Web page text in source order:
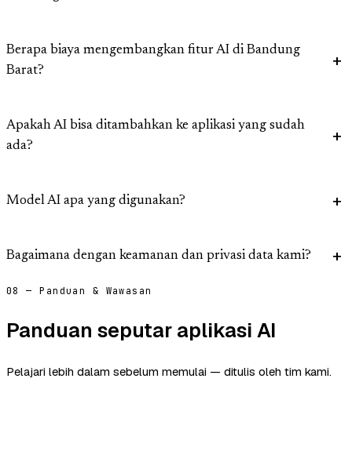
Berapa biaya mengembangkan fitur AI di Bandung
Barat?
Apakah AI bisa ditambahkan ke aplikasi yang sudah
ada?
Model AI apa yang digunakan?
Bagaimana dengan keamanan dan privasi data kami?
08 — Panduan & Wawasan
Panduan seputar aplikasi AI
Pelajari lebih dalam sebelum memulai — ditulis oleh tim kami.